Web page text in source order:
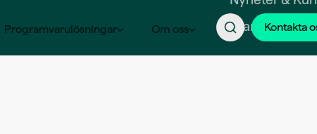
Programvarulösningar Om oss Kontakta
Branscher